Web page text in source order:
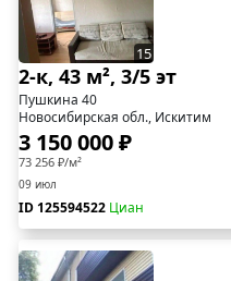
15
2-к, 43 м², 3/5 эт
Пушкина 40
Новосибирская обл., Искитим
3 150 000 ₽
73 256 ₽/м²
09 июл
ID 125594522 Циан